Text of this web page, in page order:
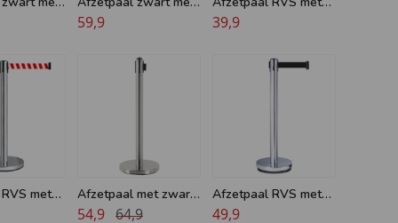
geel/zwart trekband -
59,9
rood lint - 8 kg
39,9
met
Afzetpaal met zwart
lint - Ronde bol - 12
54,9 64,9
Afzetpaal RVS met
zwart lint - 8 kg
49,9